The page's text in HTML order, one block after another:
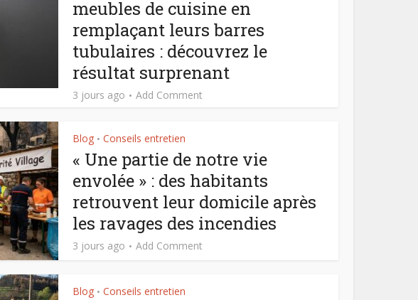
meubles de cuisine en
remplaçant leurs barres
tubulaires : découvrez le
résultat surprenant
3 jours ago Add Comment
Blog • Conseils entretien
« Une partie de notre vie
envolée » : des habitants
retrouvent leur domicile après
les ravages des incendies
3 jours ago Add Comment
Blog • Conseils entretien